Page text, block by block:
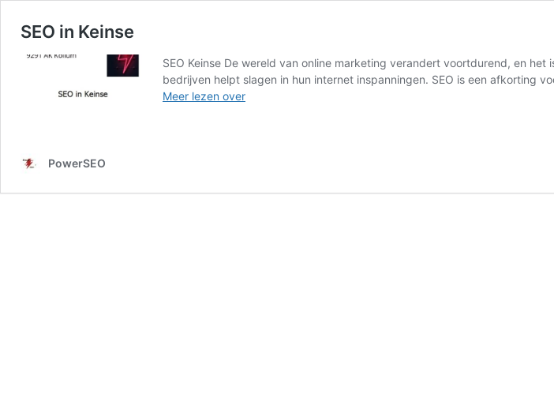
SEO in Keinse
SEO Keinse De wereld van online marketing verandert voortdurend, en
bedrijven helpt slagen in hun internet inspanningen. SEO is een afkorting
Meer lezen overSEO
PowerSEO